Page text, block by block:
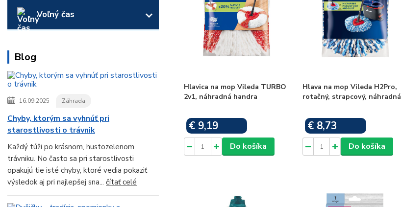
Voľný čas
Blog
16.09.2025 Záhrada
Chyby, ktorým sa vyhnúť pri
starostlivosti o trávnik
Každý túži po krásnom, hustozelenom
trávniku. No často sa pri starostlivosti
opakujú tie isté chyby, ktoré vedia pokaziť
výsledok aj pri najlepšej sna... čítať celé
Hlavica na mop Vileda TURBO
2v1, náhradná handra
€ 9,19
Do košíka
Hlava na mop Vileda H2Pro,
rotačný, strapcový, náhradná
€ 8,73
Do košíka